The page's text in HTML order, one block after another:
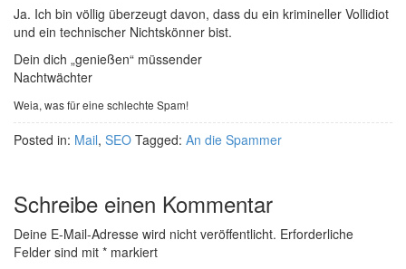
Ja. Ich bin völlig überzeugt davon, dass du ein krimineller Vollidiot
und ein technischer Nichtskönner bist.
Dein dich „genießen“ müssender
Nachtwächter
Weia, was für eine schlechte Spam!
Posted in: Mail, SEO Tagged: An die Spammer
Schreibe einen Kommentar
Deine E-Mail-Adresse wird nicht veröffentlicht. Erforderliche
Felder sind mit * markiert